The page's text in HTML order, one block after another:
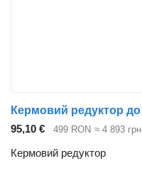
95,10 € 499 RON ≈ 4 893 грн
Кермовий редуктор